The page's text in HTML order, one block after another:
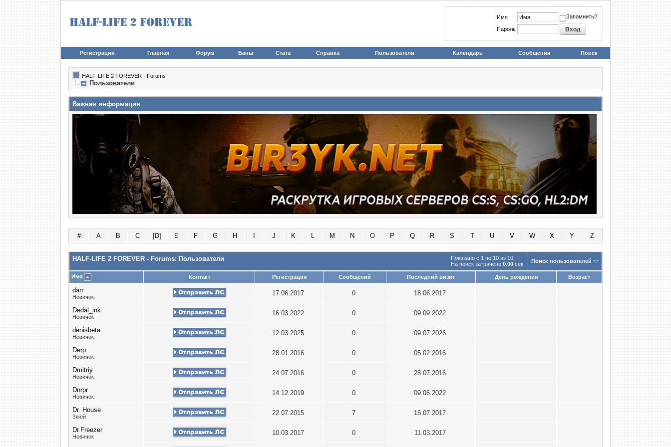
Имя Запомнить?
Пароль
Регистрация Главная Форум Баны Стата Справка Пользователи Календарь Сообщения Поиск
HALF-LIFE 2 FOREVER - Forums
Пользователи
Важная информация
# A B C [D] E F G H J K L M N O P Q R S T U V W X Y Z
Показано с 1 по 10 из 10.
На поиск затрачено 0.00 сек.
HALF-LIFE 2 FOREVER - Forums: Пользователи Поиск пользователей
Имя Контакт Регистрация Сообщений Последний визит День рождения Возраст
darr
Новичок 17.06.2017 0 18.06.2017
Dedal_ink
Новичок 16.03.2022 0 09.09.2022
denisbeta
Новичок 12.03.2025 0 09.07.2026
Derp
Новичок 28.01.2016 0 05.02.2016
Dmitriy
Новичок 24.07.2016 0 28.07.2016
Dnrpr
Новичок 14.12.2019 0 09.06.2022
Dr. House
Змей 22.07.2015 7 15.07.2017
Dr.Freezer
Новичок 10.03.2017 0 11.03.2017